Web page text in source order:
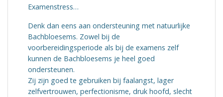
Examenstress…
Denk dan eens aan ondersteuning met natuurlijke
Bachbloesems. Zowel bij de
voorbereidingsperiode als bij de examens zelf
kunnen de Bachbloesems je heel goed
ondersteunen.
Zij zijn goed te gebruiken bij faalangst, lager
zelfvertrouwen, perfectionisme, druk hoofd, slecht